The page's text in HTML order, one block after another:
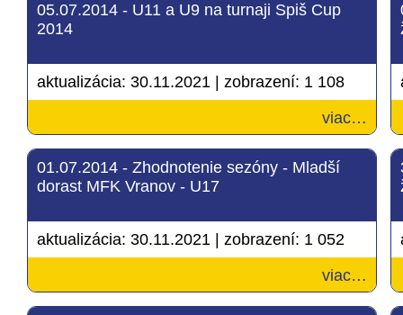
05.07.2014 - U11 a U9 na turnaji Spiš Cup
2014
aktualizácia: 30.11.2021 zobrazení: 1 108
viac…
01.07.2014 - Zhodnotenie sezóny - Mladší
dorast MFK Vranov - U17
aktualizácia: 30.11.2021 zobrazení: 1 052
viac…